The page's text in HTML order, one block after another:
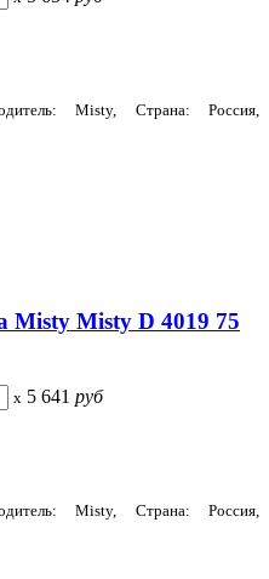
Misty, Страна: Россия,
Misty Misty D 4019 75
x 5 641 руб
Misty, Страна: Россия,